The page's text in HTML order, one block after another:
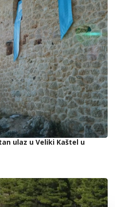
ulaz u Veliki Kaštel u